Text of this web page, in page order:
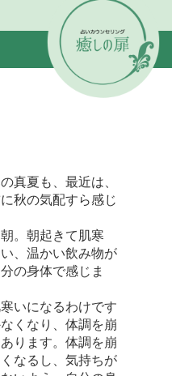
真夏も、最近は、
秋の気配すら感じ
。朝起きて肌寒
、温かい飲み物が
の身体で感じま
いになるわけです
くなり、体調を崩
ります。体調を崩
なるし、気持ちが